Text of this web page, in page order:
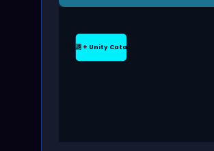
資料湖 + Unity Catalog